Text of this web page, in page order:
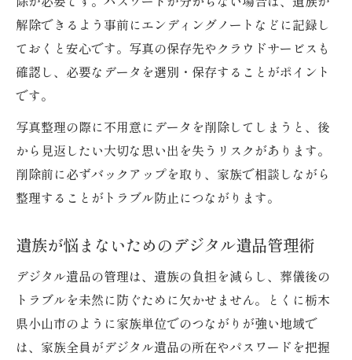
解除できるよう事前にエンディングノートなどに記録し
ておくと安心です。写真の保存先やクラウドサービスも
確認し、必要なデータを選別・保存することがポイント
です。
写真整理の際に不用意にデータを削除してしまうと、後
から見返したい大切な思い出を失うリスクがあります。
削除前に必ずバックアップを取り、家族で相談しながら
整理することがトラブル防止につながります。
遺族が悩まないためのデジタル遺品管理術
デジタル遺品の管理は、遺族の負担を減らし、葬儀後の
トラブルを未然に防ぐために欠かせません。とくに栃木
県小山市のように家族単位でのつながりが強い地域で
は、家族全員がデジタル遺品の所在やパスワードを把握